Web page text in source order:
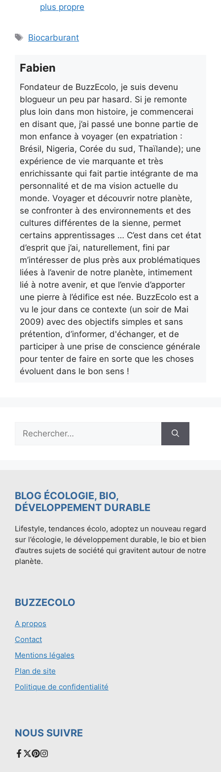
plus propre
Étiquettes
Biocarburant
Fabien
Fondateur de BuzzEcolo, je suis devenu
blogueur un peu par hasard. Si je remonte
plus loin dans mon histoire, je commencerai
en disant que, j’ai passé une bonne partie de
mon enfance à voyager (en expatriation :
Brésil, Nigeria, Corée du sud, Thaïlande); une
expérience de vie marquante et très
enrichissante qui fait partie intégrante de ma
personnalité et de ma vision actuelle du
monde. Voyager et découvrir notre planète,
se confronter à des environnements et des
cultures différentes de la sienne, permet
certains apprentissages … C’est dans cet état
d’esprit que j’ai, naturellement, fini par
m’intéresser de plus près aux problématiques
liées à l’avenir de notre planète, intimement
lié à notre avenir, et que l’envie d’apporter
une pierre à l’édifice est née. BuzzEcolo est a
vu le jour dans ce contexte (un soir de Mai
2009) avec des objectifs simples et sans
prétention, d’informer, d'échanger, et de
participer à une prise de conscience générale
pour tenter de faire en sorte que les choses
évoluent dans le bon sens !
Rechercher :
BLOG ÉCOLOGIE, BIO,
DÉVELOPPEMENT DURABLE
Lifestyle, tendances écolo, adoptez un nouveau regard
sur l’écologie, le développement durable, le bio et bien
d’autres sujets de société qui gravitent autour de notre
planète.
BUZZECOLO
A propos
Contact
Mentions légales
Plan de site
Politique de confidentialité
NOUS SUIVRE